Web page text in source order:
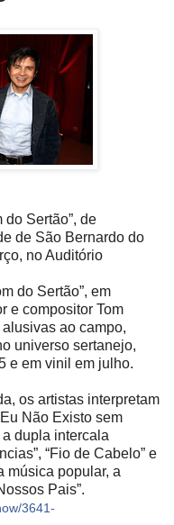
do Sertão”, de
de São Bernardo do
no Auditório
do Sertão”, em
e compositor Tom
ao campo,
universo sertanejo,
e em vinil em julho.
os artistas interpretam
Não Existo sem
dupla intercala
“Fio de Cabelo” e
música popular, a
Pais”.
3641-